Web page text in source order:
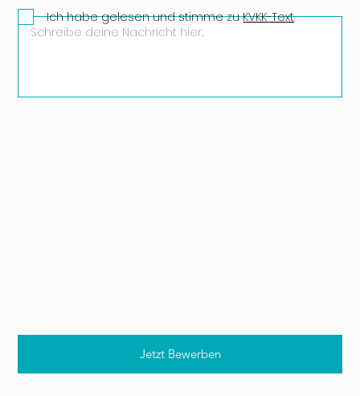
Jetzt Bewerben
Ich habe gelesen und stimme zu KVKK-Text